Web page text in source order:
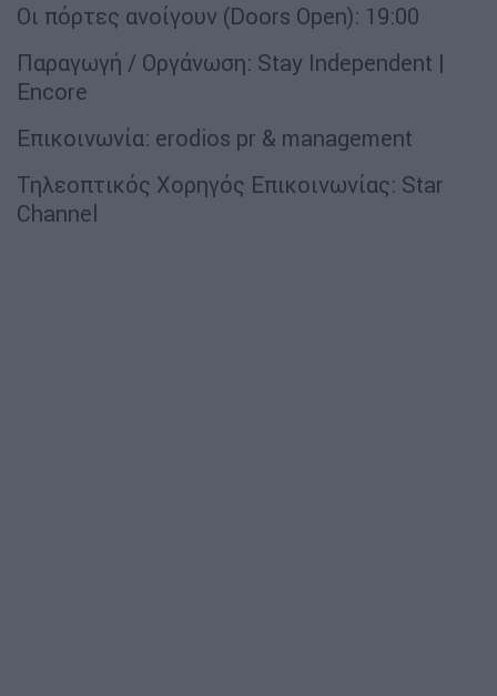
Οι πόρτες ανοίγουν (Doors Open): 19:00
Παραγωγή / Οργάνωση: Stay Independent |
Encore
Επικοινωνία: erodios pr & management
Τηλεοπτικός Χορηγός Επικοινωνίας: Star
Channel